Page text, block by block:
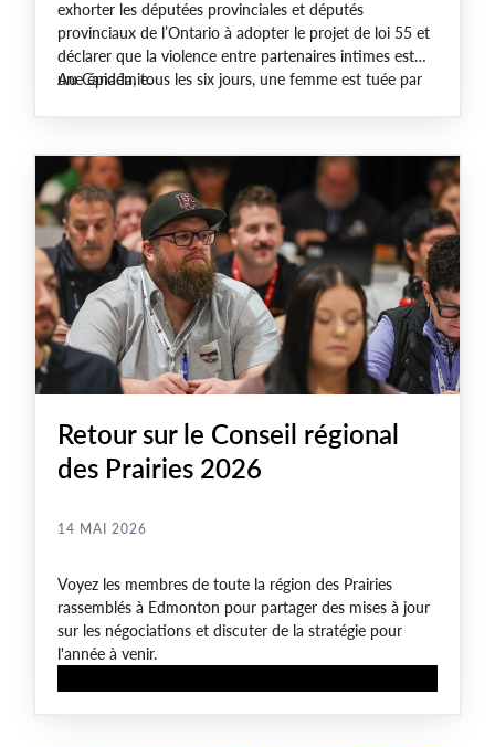
exhorter les députées provinciales et députés
provinciaux de l’Ontario à adopter le projet de loi 55 et
déclarer que la violence entre partenaires intimes est
une épidémie.
Au Canada, tous les six jours, une femme est tuée par
mettre en place des mesures qui sauvent des vies.
Retour sur le Conseil régional
des Prairies 2026
14 MAI 2026
Voyez les membres de toute la région des Prairies
rassemblés à Edmonton pour partager des mises à jour
sur les négociations et discuter de la stratégie pour
l'année à venir.